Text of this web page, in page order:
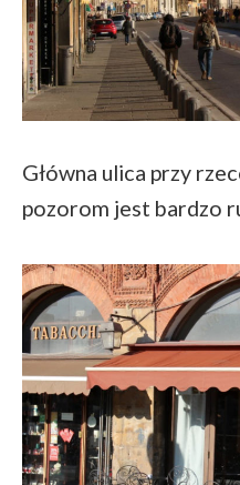
Główna ulica przy
pozorom jest bardzo